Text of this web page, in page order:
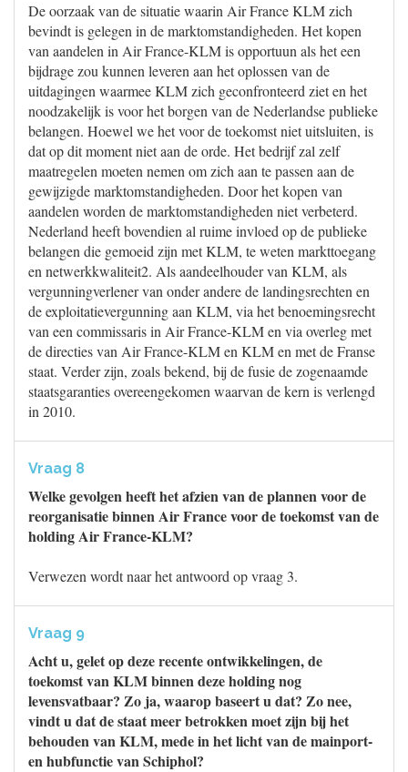
De oorzaak van de situatie waarin Air France KLM zich
bevindt is gelegen in de marktomstandigheden. Het kopen
van aandelen in Air France-KLM is opportuun als het een
bijdrage zou kunnen leveren aan het oplossen van de
uitdagingen waarmee KLM zich geconfronteerd ziet en het
noodzakelijk is voor het borgen van de Nederlandse publieke
belangen. Hoewel we het voor de toekomst niet uitsluiten, is
dat op dit moment niet aan de orde. Het bedrijf zal zelf
maatregelen moeten nemen om zich aan te passen aan de
gewijzigde marktomstandigheden. Door het kopen van
aandelen worden de marktomstandigheden niet verbeterd.
Nederland heeft bovendien al ruime invloed op de publieke
belangen die gemoeid zijn met KLM, te weten markttoegang
en netwerkkwaliteit2. Als aandeelhouder van KLM, als
vergunningverlener van onder andere de landingsrechten en
de exploitatievergunning aan KLM, via het benoemingsrecht
van een commissaris in Air France-KLM en via overleg met
de directies van Air France-KLM en KLM en met de Franse
staat. Verder zijn, zoals bekend, bij de fusie de zogenaamde
staatsgaranties overeengekomen waarvan de kern is verlengd
in 2010.
Vraag 8
Welke gevolgen heeft het afzien van de plannen voor de
reorganisatie binnen Air France voor de toekomst van de
holding Air France-KLM?
Verwezen wordt naar het antwoord op vraag 3.
Vraag 9
Acht u, gelet op deze recente ontwikkelingen, de
toekomst van KLM binnen deze holding nog
levensvatbaar? Zo ja, waarop baseert u dat? Zo nee,
vindt u dat de staat meer betrokken moet zijn bij het
behouden van KLM, mede in het licht van de mainport-
en hubfunctie van Schiphol?